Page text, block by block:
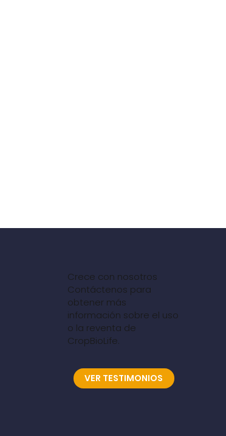
Crece con nosotros
Contáctenos para
obtener más
información sobre el uso
o la reventa de
CropBioLife.
VER TESTIMONIOS